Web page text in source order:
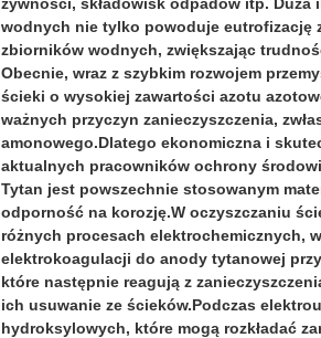
wodnych nie tylko powoduje eutrofizację
zbiorników wodnych, zwiększając
Obecnie, wraz z szybkim rozwojem
ścieki o wysokiej zawartości azotu
ważnych przyczyn zanieczyszczenia,
amonowego.Dlatego ekonomiczna i
aktualnych pracowników ochrony
Tytan jest powszechnie stosowanym
odporność na korozję.W oczyszczaniu
różnych procesach elektrochemicznych,
elektrokoagulacji do anody tytanowej
które następnie reagują z
ich usuwanie ze ścieków.Podczas
hydroksylowych, które mogą rozkładać